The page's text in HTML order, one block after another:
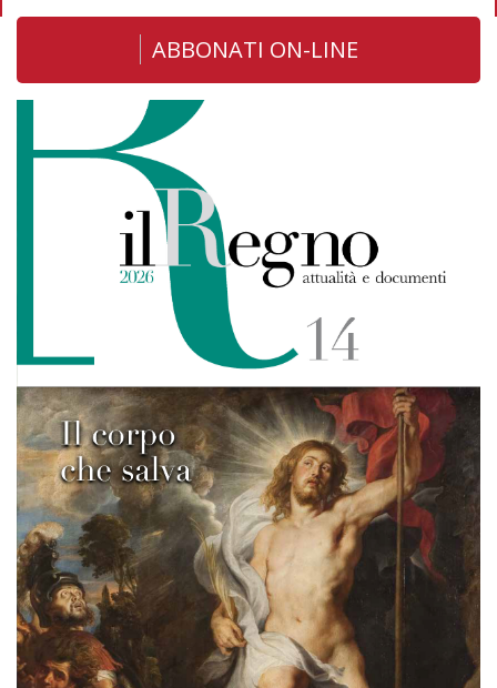
ABBONATI ON-LINE